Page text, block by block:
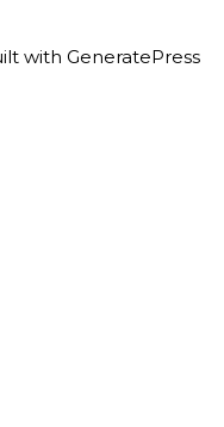
with GeneratePress